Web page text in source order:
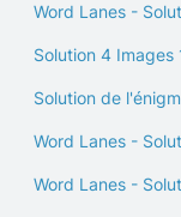
Word Lanes -
Solution 4
Solution de
Word Lanes -
Word Lanes -